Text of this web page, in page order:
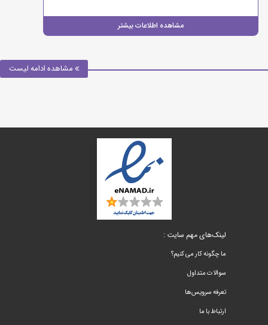
مشاهده اطلاعات بیشتر
مشاهده ادامه لیست
لینک‌های مهم سایت :
ما چگونه کار می کنیم؟
سوالات متداول
تعرفه سرویس‌ها
ارتباط با ما